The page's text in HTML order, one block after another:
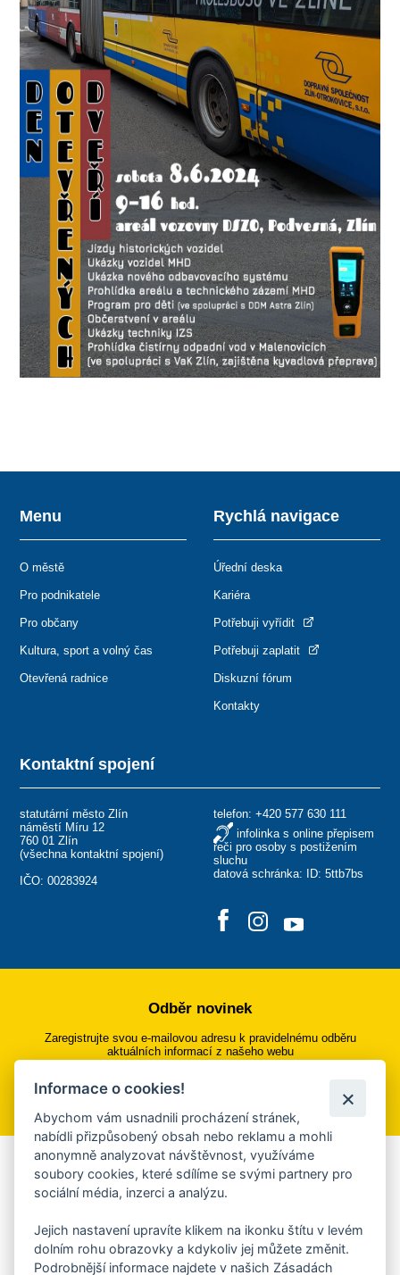
Kontaktní spojení
statutární město Zlín
náměstí Míru 12
760 01 Zlín
(všechna kontaktní spojení)
IČO: 00283924
telefon: +420 577 630 111
infolinka s online přepisem
řeči pro osoby s postižením
sluchu
datová schránka: ID: 5ttb7bs
Menu
O městě
Pro podnikatele
Pro občany
Kultura, sport a volný čas
Otevřená radnice
Rychlá navigace
Úřední deska
Kariéra
Potřebuji vyřídit
Potřebuji zaplatit
Diskuzní fórum
Kontakty
Odběr novinek
Zaregistrujte svou e-mailovou adresu k pravidelnému odběru
aktuálních informací z našeho webu
Přihlásit se k odběru
Aplikace Mobilní rozhlas
Chcete dostávat do svého mobilu či mailu upozornění na
ankety, pozvánky na kulturní a sportovní akce?
Více informací o aplikaci
Informace o cookies!
Abychom vám usnadnili procházení stránek,
nabídli přizpůsobený obsah nebo reklamu a mohli
anonymně analyzovat návštěvnost, využíváme
soubory cookies, které sdílíme se svými partnery pro
sociální média, inzerci a analýzu.
Jejich nastavení upravíte klikem na ikonku štítu v levém
dolním rohu obrazovky a kdykoliv jej můžete změnit.
Podrobnější informace najdete v našich Zásadách